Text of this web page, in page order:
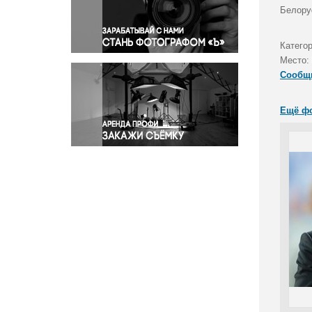
Правосудие
Происшествия и конфликты
Религия
Светская жизнь
Спорт
Экология
Экономика и бизнес
Место:
Ещё